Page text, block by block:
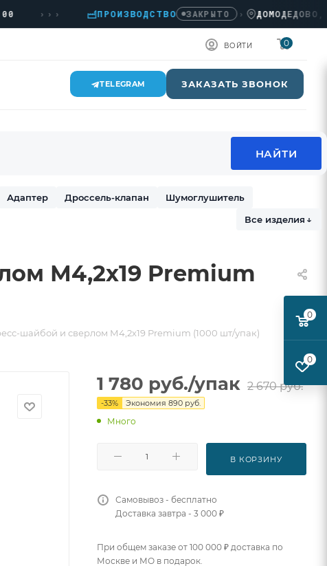
››› ПРОИЗВОДСТВО ЗАКРЫТО › ДОМОДЕДОВО,
ВОЙТИ 0
TELEGRAM ЗАКАЗАТЬ ЗВОНОК
Адаптер Дроссель-клапан
Шумоглушитель
Все изделия ↓
М4,2х19 Premium
шайбой и сверлом М4,2х19 Premium (1000 шт/упак)
1 780 руб./упак 2 670руб.
-33% Экономия 890 руб.
Много
В КОРЗИНУ
Самовывоз - бесплатно
Доставка завтра - 3 000 ₽
При общем заказе от 100 000 ₽ доставка по
Москве и МО в подарок.
0
0